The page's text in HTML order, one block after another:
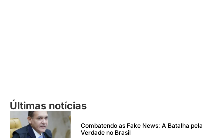
Últimas notícias
Combatendo as Fake News: A Batalha pela
Verdade no Brasil